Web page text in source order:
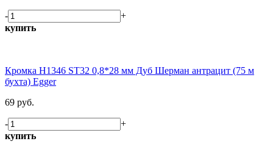
-
+
купить
Кромка H1346 ST32 0,8*28 мм Дуб Шерман антрацит (75 м
бухта) Egger
69 руб.
-
+
купить